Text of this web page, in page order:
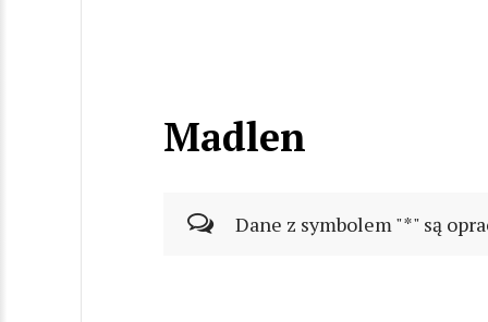
Madlen
Dane z symbolem "*" są